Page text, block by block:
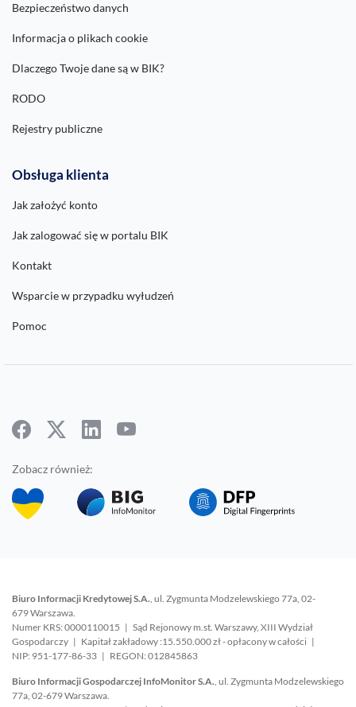
Bezpieczeństwo danych
Informacja o plikach cookie
Dlaczego Twoje dane są w BIK?
RODO
Rejestry publiczne
Obsługa klienta
Jak założyć konto
Jak zalogować się w portalu BIK
Kontakt
Wsparcie w przypadku wyłudzeń
Pomoc
Zobacz również:
Biuro Informacji Kredytowej S.A., ul. Zygmunta Modzelewskiego 77a, 02-
679 Warszawa.
Numer KRS: 0000110015 | Sąd Rejonowy m.st. Warszawy, XIII Wydział
Gospodarczy | Kapitał zakładowy :15.550.000 zł - opłacony w całości |
NIP: 951-177-86-33 | REGON: 012845863
Biuro Informacji Gospodarczej InfoMonitor S.A., ul. Zygmunta Modzelewskiego
77a, 02-679 Warszawa.